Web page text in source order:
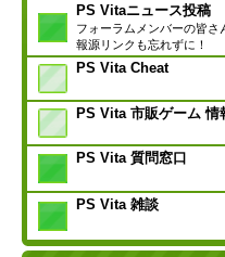
PS Vitaニュース投稿
フォーラムメンバーの皆
報源リンクも忘れずに！
PS Vita Cheat
PS Vita 市販ゲーム 情
PS Vita 質問窓口
PS Vita 雑談